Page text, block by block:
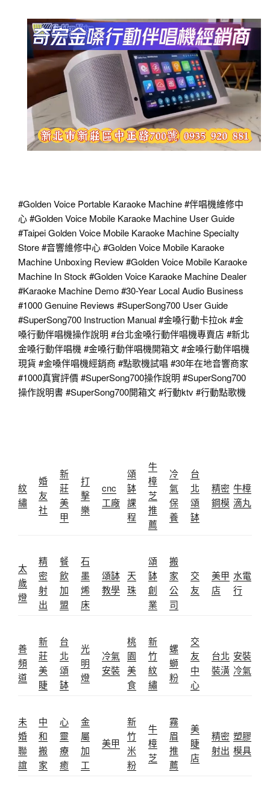
#GoldenVoice Portable Karaoke Machine#伴唱機維修中
心#GoldenVoice Mobile Karaoke Machine User Guide
#TaipeiGolden Voice Mobile Karaoke Machine Specialty
Store#音響維修中心#GoldenVoice Mobile Karaoke
Machine Unboxing Review#GoldenVoice Mobile Karaoke
Machine In Stock #GoldenVoice Karaoke Machine Dealer
#Karaoke Machine Demo #30-Year Local Audio Business
#1000Genuine Reviews #SuperSong700 User Guide
#SuperSong700 Instruction Manual#金嗓行動卡拉ok #金
嗓行動伴唱機操作說明 #台北金嗓行動伴唱機專賣店#新北
金嗓行動伴唱機 #金嗓行動伴唱機開箱文#金嗓行動伴唱機
現貨 #金嗓伴唱機經銷商 #點歌機試唱 #30年在地音響商家
#1000真實評價#SuperSong700操作說明 #SuperSong700
操作說明書#SuperSong700開箱文#行動ktv#行動點歌機
紋
繡
婚
友
社
新
莊
美
甲
打
擊
樂
cnc
工廠
頌
缽
課
程
牛
樟
芝
推
薦
冷
氣
保
養
台
北
頌
缽
精密
鋼模
牛樟
滴丸
太
歲
燈
精
密
射
出
餐
飲
加
盟
石
墨
烯
床
頌缽
教學
天
珠
頌
缽
創
業
搬
家
公
司
交
友
美甲
店
水電
行
善
頻
道
新
莊
美
睫
台
北
頌
缽
光
明
燈
冷氣
安裝
桃
園
美
食
新
竹
紋
繡
螺
螄
粉
交
友
中
心
台北
裝潢
安裝
冷氣
未
婚
聯
誼
中
和
搬
家
心
靈
療
癒
金
屬
加
工
美甲
新
竹
米
粉
牛
樟
芝
霧
眉
推
薦
美
睫
店
精密
射出
塑膠
模具